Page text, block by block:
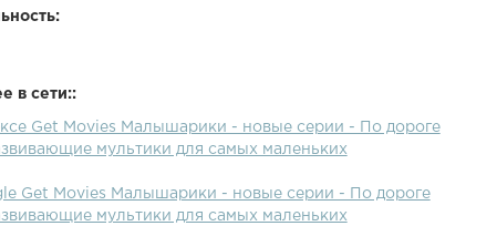
мультики для маленьких:Малышарики
Мишка Малышарики Пароход Малышарики
Схема телаМалышарики пришли в гости в мастерскую
изобретать. Много интересных вещей изобрели наши
в сети::
Get Movies Малышарики - новые серии - По дороге
мультики для самых маленьких
Get Movies Малышарики - новые серии - По дороге
мультики для самых маленьких